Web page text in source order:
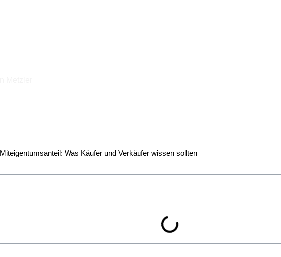
Miteigentumsanteil: Was Käufer und Verkäufer wissen sollten